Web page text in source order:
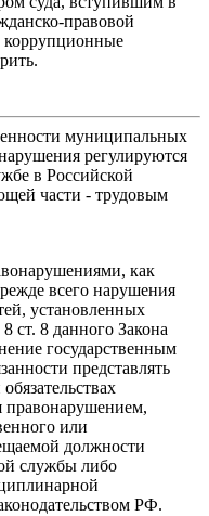
правовой
коррупционные
муниципальных
регулируются
в Российской
части - трудовым
как
всего нарушения
установленных
ст. 8 данного Закона
государственным
представлять
правонарушением,
или
должности
службы либо
РФ.